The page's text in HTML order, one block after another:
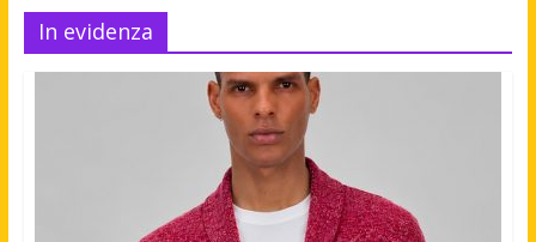
In evidenza